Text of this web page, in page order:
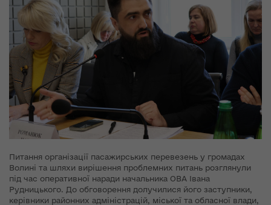
Питання організації пасажирських перевезень у громадах
Волині та шляхи вирішення проблемних питань розглянули
під час оперативної наради начальника ОВА Івана
Рудницького. До обговорення долучилися його заступники,
керівники районних адміністрацій, міської та обласної влади,